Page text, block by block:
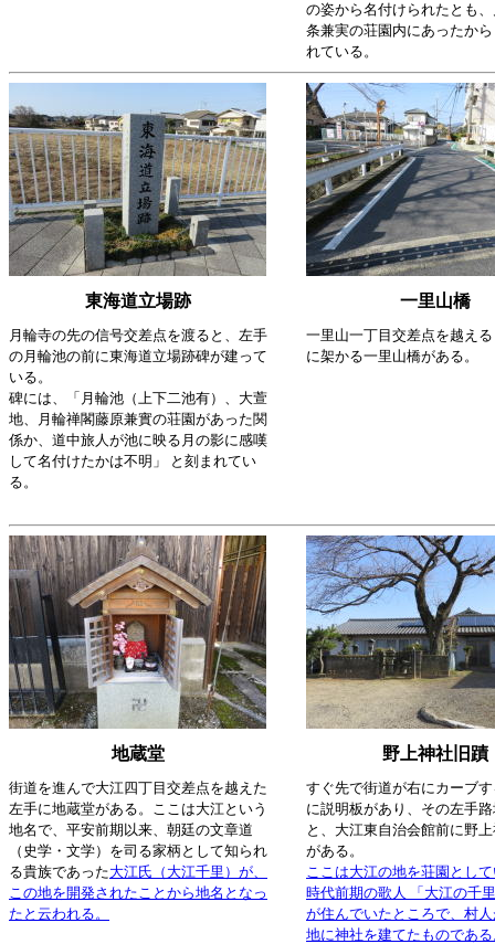
の姿から名付けられたとも
条兼実の荘園内にあったか
れている。
東海道立場跡 一里山橋
月輪寺の先の信号交差点を渡ると、左手
の月輪池の前に東海道立場跡碑が建って
いる。
碑には、「月輪池（上下二池有）、大萱
地、月輪禅閣藤原兼實の荘園があった関
係か、道中旅人が池に映る月の影に感嘆
して名付けたかは不明」 と刻まれてい
る。
一里山一丁目交差点を越え
に架かる一里山橋がある。
地蔵堂 野上神社旧蹟
街道を進んで大江四丁目交差点を越えた
左手に地蔵堂がある。ここは大江という
地名で、平安前期以来、朝廷の文章道
（史学・文学）を司る家柄として知られ
る貴族であった大江氏（大江千里）が、
この地を開発されたことから地名となっ
たと云われる。
すぐ先で街道が右にカーブ
に説明板があり、その左手
と、大江東自治会館前に野
がある。
ここは大江の地を荘園とし
時代前期の歌人 「大江の千
が住んでいたところで、村
地に神社を建てたものであ